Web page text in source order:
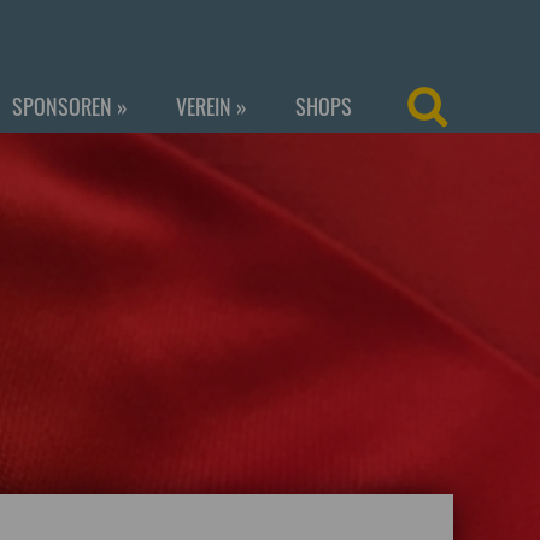
SPONSOREN » VEREIN » SHOPS